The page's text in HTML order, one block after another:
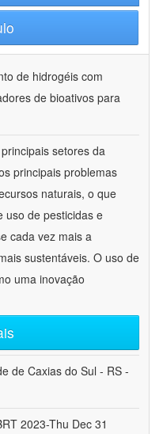
de hidrogéis com
de bioativos para
setores da
principais problemas
naturais, o que
uso de pesticidas e
cada vez mais a
sustentáveis. O uso de
uma inovação
de Caxias do Sul - RS -
2023-Thu Dec 31